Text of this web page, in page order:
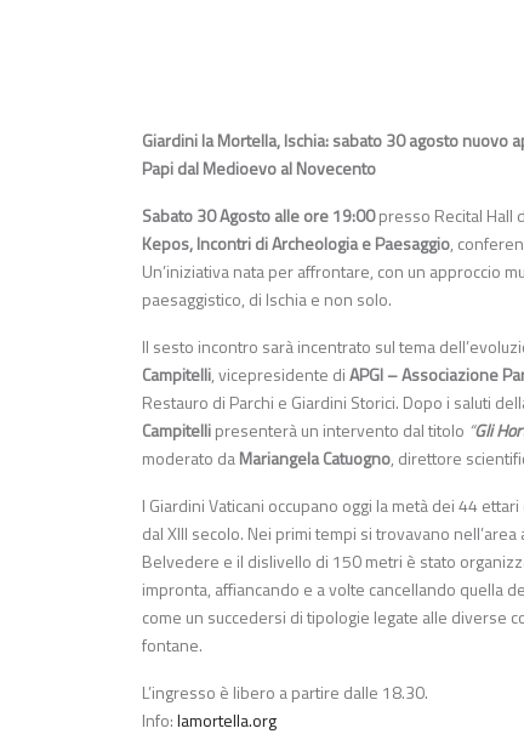
Giardini la Mortella, Ischia: sabato 30 agosto nuovo
Papi dal Medioevo al Novecento
Sabato 30 Agosto alle ore 19:00presso Recital Hall
Kepos, Incontri di Archeologia e Paesaggio,
Un’iniziativa nata per affrontare, con un approccio
paesaggistico, di Ischia e non solo.
Il sesto incontro sarà incentrato sul tema
Campitelli, vicepresidente diAPGI – Associazione
Restauro di Parchi e Giardini Storici. Dopo i saluti
Campitellipresenterà un intervento dal titolo “Gli
moderato daMariangela Catuogno, direttore
I Giardini Vaticani occupano oggi la metà dei 44
dal XIII secolo. Nei primi tempi si trovavano
Belvedere e il dislivello di 150 metri è stato
impronta, affiancando e a volte cancellando quella
come un succedersi di tipologie legate alle diverse
fontane.
L’ingresso è libero a partire dalle 18.30.
Info:lamortella.org